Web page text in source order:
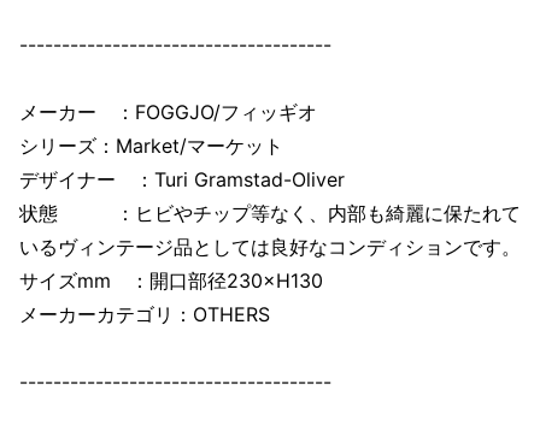
-------------------------------------
メーカー ：FOGGJO/フィッギオ
シリーズ：Market/マーケット
デザイナー ：Turi Gramstad-Oliver
状態 ：ヒビやチップ等なく、内部も綺麗に保たれて
いるヴィンテージ品としては良好なコンディションです。
サイズmm ：開口部径230×H130
メーカーカテゴリ：OTHERS
-------------------------------------